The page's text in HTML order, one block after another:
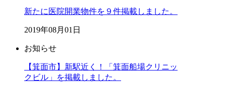
新たに医院開業物件を９件掲載しました。
2019年08月01日
お知らせ
【箕面市】新駅近く！「箕面船場クリニッ
クビル」を掲載しました。